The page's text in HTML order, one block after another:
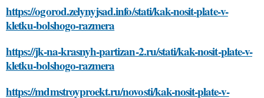
https://ogorod.zelynyjsad.info/stati/kak-nosit-plate-v-
kletku-bolshogo-razmera
https://jk-na-krasnyh-partizan-2.ru/stati/kak-nosit-plate-v-
kletku-bolshogo-razmera
https://mdmstroyproekt.ru/novosti/kak-nosit-plate-v-